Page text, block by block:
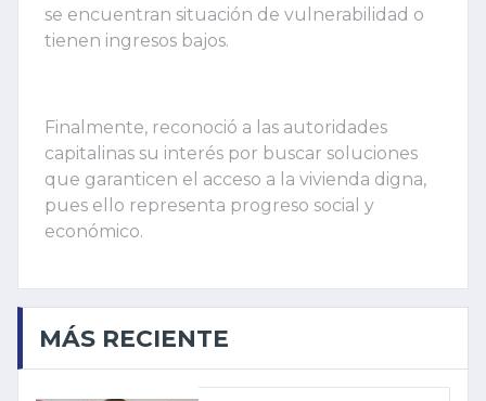
se encuentran situación de vulnerabilidad o
tienen ingresos bajos.
Finalmente, reconoció a las autoridades
capitalinas su interés por buscar soluciones
que garanticen el acceso a la vivienda digna,
pues ello representa progreso social y
económico.
MÁS RECIENTE